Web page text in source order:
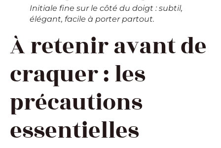
Initiale fine sur le côté du doigt : subtil,
élégant, facile à porter partout.
À retenir avant de
craquer : les
précautions
essentielles